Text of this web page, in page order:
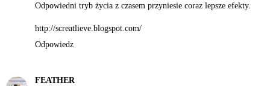
Odpowiedni tryb życia z czasem przyniesie coraz lepsze efekty.
http://screatlieve.blogspot.com/
Odpowiedz
FEATHER